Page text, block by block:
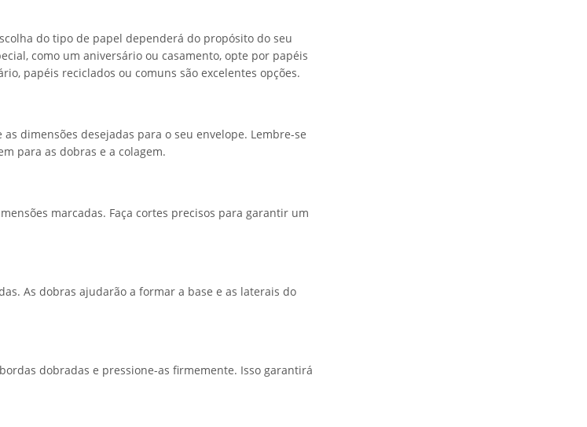
do tipo de papel dependerá do propósito do seu
como um aniversário ou casamento, opte por papéis
papéis reciclados ou comuns são excelentes opções.
dimensões desejadas para o seu envelope. Lembre-se
para as dobras e a colagem.
marcadas. Faça cortes precisos para garantir um
As dobras ajudarão a formar a base e as laterais do
dobradas e pressione-as firmemente. Isso garantirá